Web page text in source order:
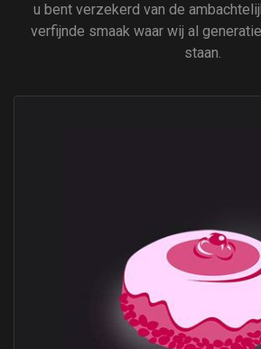
u bent verzekerd van de
verfijnde smaak waar wij al
staan.